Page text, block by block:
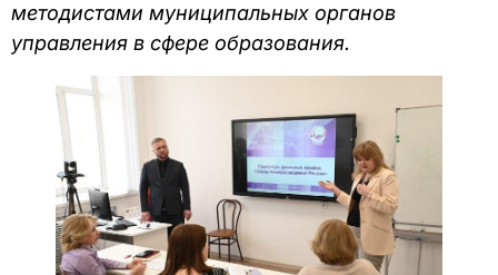
методистами муниципальных органов
управления в сфере образования.